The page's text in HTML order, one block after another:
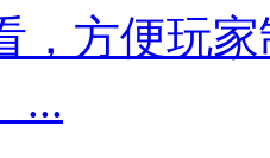
，方便玩
...